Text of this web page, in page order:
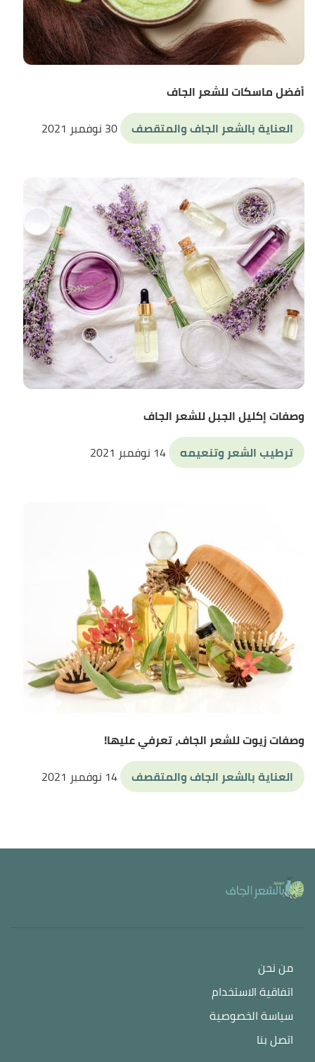
أفضل ماسكات للشعر الجاف
العناية بالشعر الجاف والمتقصف
30 نوفمبر 2021
وصفات إكليل الجبل للشعر الجاف
ترطيب الشعر وتنعيمه
14 نوفمبر 2021
وصفات زيوت للشعر الجاف، تعرفي عليها!
العناية بالشعر الجاف والمتقصف
14 نوفمبر 2021
من نحن
اتفاقية الاستخدام
سياسة الخصوصية
اتصل بنا